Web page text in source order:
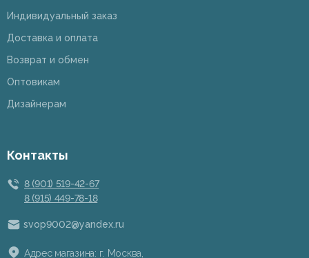
Индивидуальный заказ
Доставка и оплата
Возврат и обмен
Оптовикам
Дизайнерам
Контакты
8 (901) 519-42-67
8 (915) 449-78-18
svop9002@yandex.ru
Адрес магазина: г. Москва,